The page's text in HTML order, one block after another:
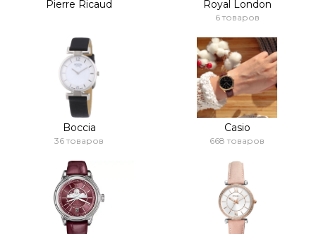
Pierre Ricaud Royal London
6 товаров
Boccia
36 товаров
Casio
668 товаров